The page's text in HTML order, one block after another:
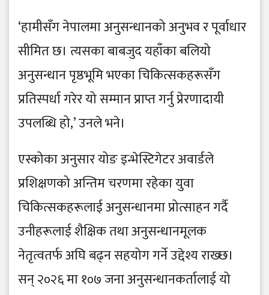
‘हामीसँग नेपालमा अनुसन्धानको अनुभव र पूर्वाधार
सीमित छ। त्यसका बाबजुद यहाँका बलियो
अनुसन्धान पृष्ठभूमि भएका चिकित्सकहरूसँग
प्रतिस्पर्धा गरेर यो सम्मान प्राप्त गर्नु प्रेरणादायी
उपलब्धि हो,’ उनले भने।
एस्कोका अनुसार योङ इन्भेस्टिगेटर अवार्डले
प्रशिक्षणको अन्तिम चरणमा रहेका युवा
चिकित्सकहरूलाई अनुसन्धानमा प्रोत्साहन गर्दै
उनीहरूलाई शैक्षिक तथा अनुसन्धानमूलक
नेतृत्वतर्फ अघि बढ्न सहयोग गर्ने उद्देश्य राख्छ।
सन् २०२६ मा १०७ जना अनुसन्धानकर्तालाई यो